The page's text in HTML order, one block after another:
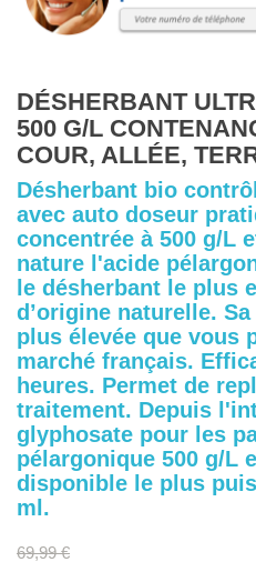
DÉSHERBANT
500 G/L
COUR, ALLÉE,
Désherbant bio
avec auto doseur
concentrée à 500 g/L
nature l'acide
le désherbant le plus
d’origine naturelle.
plus élevée que vous
marché français.
heures. Permet de
traitement. Depuis
glyphosate pour les
pélargonique 500 g/L
disponible le plus
ml.
69,99 €